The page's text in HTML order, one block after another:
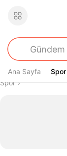
Ana Sayfa Spor
Spor
Buradasın
Spor›